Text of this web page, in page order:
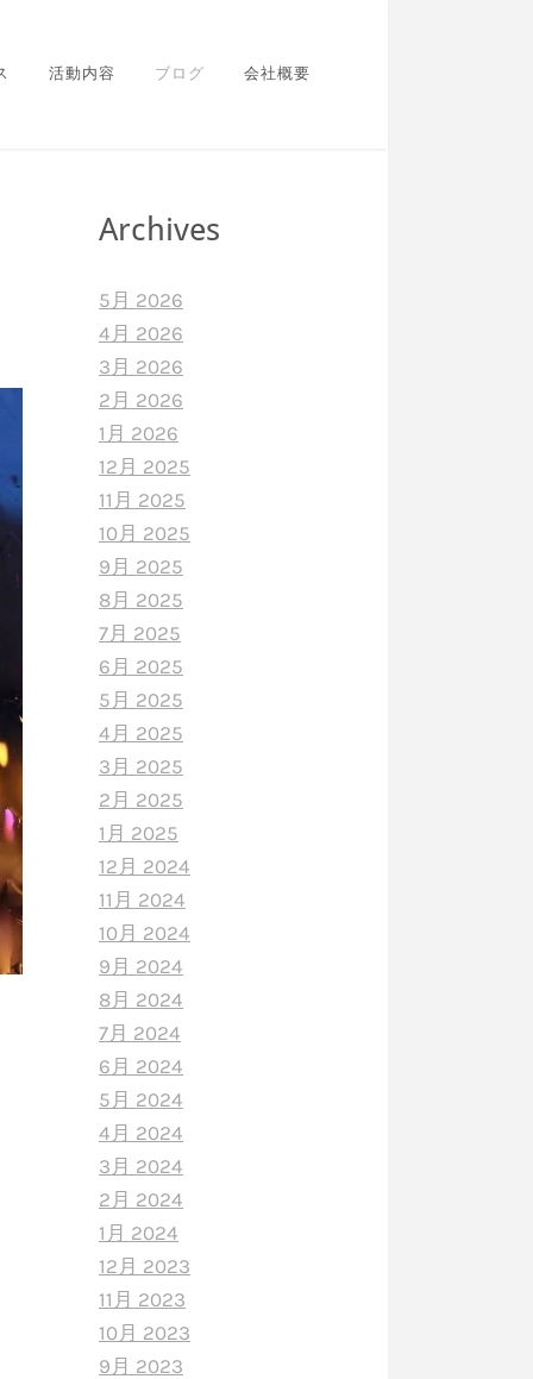
活動内容 ブログ 会社概要
Archives
5月 2026
4月 2026
3月 2026
2月 2026
1月 2026
12月 2025
11月 2025
10月 2025
9月 2025
8月 2025
7月 2025
6月 2025
5月 2025
4月 2025
3月 2025
2月 2025
1月 2025
12月 2024
11月 2024
10月 2024
9月 2024
8月 2024
7月 2024
6月 2024
5月 2024
4月 2024
3月 2024
2月 2024
1月 2024
12月 2023
11月 2023
10月 2023
9月 2023